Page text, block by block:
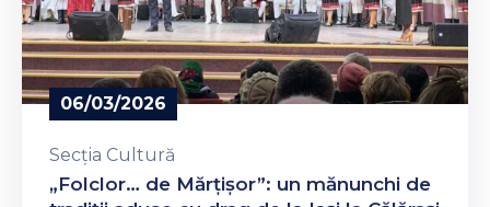
06/03/2026
Secția Cultură
„Folclor… de Mărțișor”: un mănunchi de